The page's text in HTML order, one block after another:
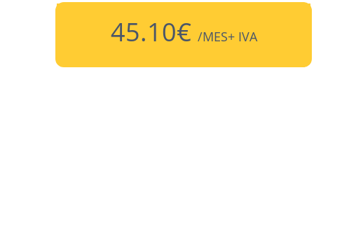
45.10€ /MES+ IVA